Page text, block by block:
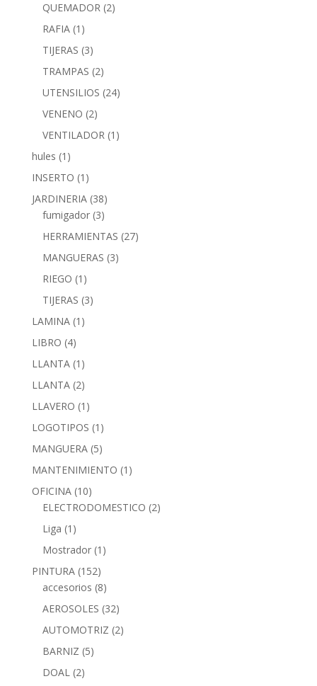
QUEMADOR (2)
RAFIA (1)
TIJERAS (3)
TRAMPAS (2)
UTENSILIOS (24)
VENENO (2)
VENTILADOR (1)
hules (1)
INSERTO (1)
JARDINERIA (38)
fumigador (3)
HERRAMIENTAS (27)
MANGUERAS (3)
RIEGO (1)
TIJERAS (3)
LAMINA (1)
LIBRO (4)
LLANTA (1)
LLANTA (2)
LLAVERO (1)
LOGOTIPOS (1)
MANGUERA (5)
MANTENIMIENTO (1)
OFICINA (10)
ELECTRODOMESTICO (2)
Liga (1)
Mostrador (1)
PINTURA (152)
accesorios (8)
AEROSOLES (32)
AUTOMOTRIZ (2)
BARNIZ (5)
DOAL (2)